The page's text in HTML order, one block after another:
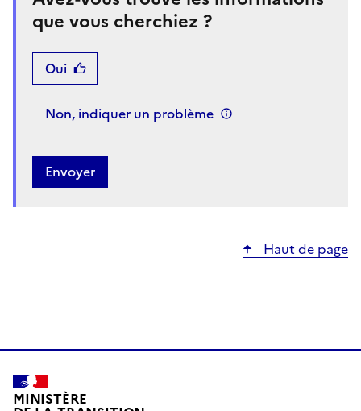
que vous cherchiez ?
Oui
Non, indiquer un problème
Haut de page
MINISTÈRE